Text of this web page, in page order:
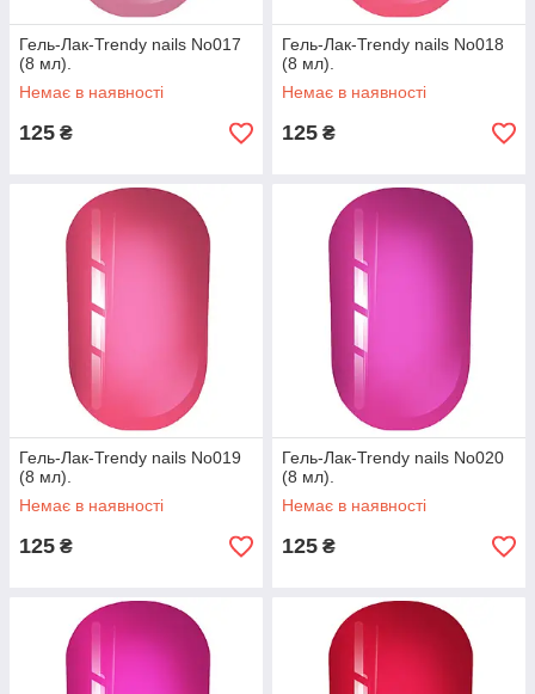
Гель-Лак-Trendy nails No017
(8 мл).
Немає в наявності
125 ₴
Гель-Лак-Trendy nails No018
(8 мл).
Немає в наявності
125 ₴
Гель-Лак-Trendy nails No019
(8 мл).
Немає в наявності
125 ₴
Гель-Лак-Trendy nails No020
(8 мл).
Немає в наявності
125 ₴